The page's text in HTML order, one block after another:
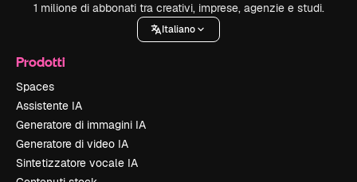
1 milione di abbonati tra creativi, imprese, agenzie e studi.
Italiano
Prodotti
Spaces
Assistente IA
Generatore di immagini IA
Generatore di video IA
Sintetizzatore vocale IA